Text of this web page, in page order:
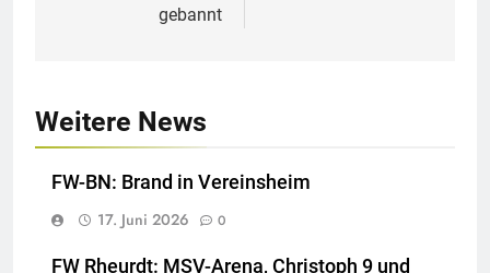
gebannt
Weitere News
FW-BN: Brand in Vereinsheim
17. Juni 2026
0
FW Rheurdt: MSV-Arena, Christoph 9 und